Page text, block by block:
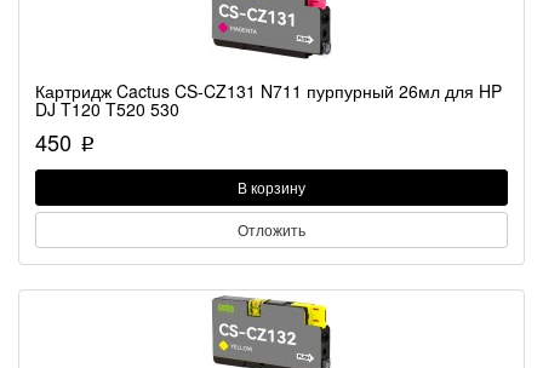
Картридж Cactus CS-CZ131 N711 пурпурный 26мл для HP
DJ T120 T520 530
450 p
В корзину
Отложить